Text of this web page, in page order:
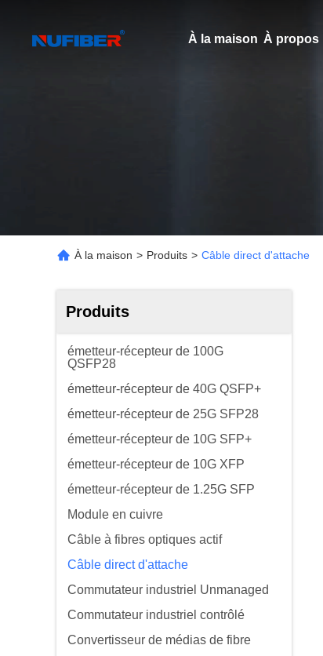
À la maison À propos
À la maison > Produits > Câble direct d'attache
Produits
émetteur-récepteur de 100G
QSFP28
émetteur-récepteur de 40G QSFP+
émetteur-récepteur de 25G SFP28
émetteur-récepteur de 10G SFP+
émetteur-récepteur de 10G XFP
émetteur-récepteur de 1.25G SFP
Module en cuivre
Câble à fibres optiques actif
Câble direct d'attache
Commutateur industriel Unmanaged
Commutateur industriel contrôlé
Convertisseur de médias de fibre